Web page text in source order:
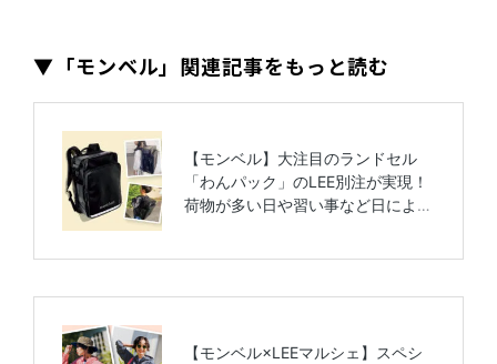
▼「モンベル」関連記事をもっと読む